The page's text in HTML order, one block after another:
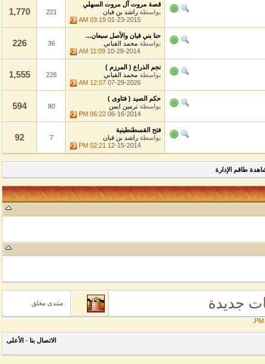
قصة مروت آل مروت السهلي
بواسطةراشد بن قبان
01-23-2015
03:19 AM
1,770
حنا بني قبان والأصل سبعان...
بواسطةمحمد القباني
10-28-2014
11:09 AM
226
نجم الذراع ( المرزم )
بواسطةمحمد القباني
07-29-2026
12:07 AM
1,555
حكم الصيد ( فتاوى )
بواسطةنرمين ايمن
06-16-2014
06:22 PM
594
فتح القسطنطينية
بواسطةراشد بن قبان
12-15-2014
02:21 PM
الإدارة
جديدة منتدى مغلق
الاتصال بنا- الأعلى